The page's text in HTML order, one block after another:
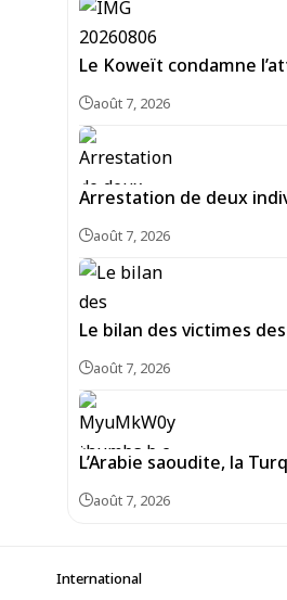
Le Koweït condamne
août 7, 2026
Arrestation de deux
août 7, 2026
Le bilan des victimes
août 7, 2026
L’Arabie saoudite, la
août 7, 2026
International